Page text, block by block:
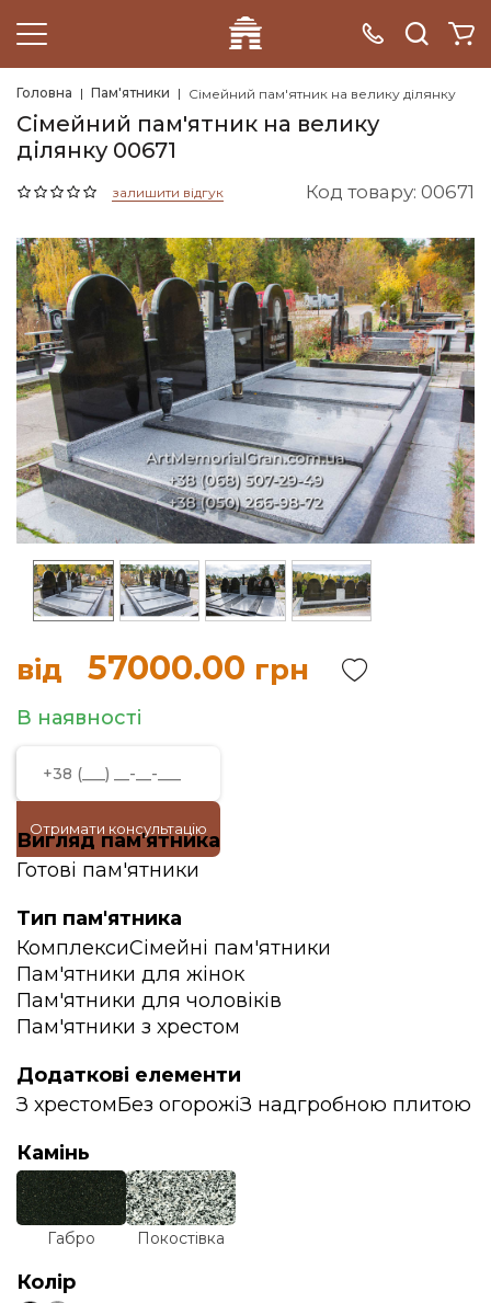
Головна Пам'ятники Сімейний пам'ятник на велику ділянку
Сімейний пам'ятник на велику
ділянку 00671
залишити відгук Код товару: 00671
від 57000.00 грн
В наявності
Отримати консультацію
Вигляд пам'ятника
Готові пам'ятники
Тип пам'ятника
КомплексиСімейні пам'ятники
Пам'ятники для жінок
Пам'ятники для чоловіків
Пам'ятники з хрестом
Додаткові елементи
З хрестомБез огорожіЗ надгробною плитою
Камінь
Габро Покостівка
Колір